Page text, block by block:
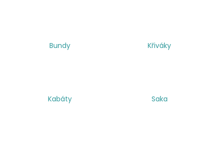
Bundy Křiváky
Kabáty Saka